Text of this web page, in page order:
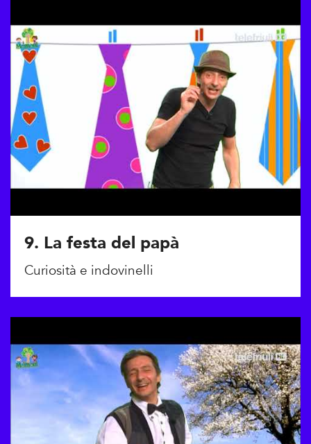
9. La festa del papà
Curiosità e indovinelli